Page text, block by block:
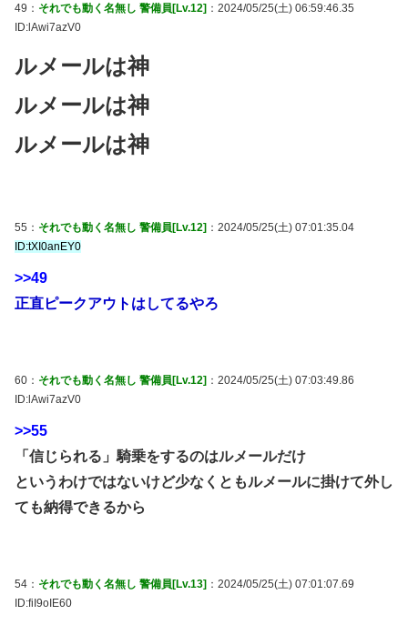
49： それでも動く名無し 警備員[Lv.12] ：2024/05/25(土) 06:59:46.35
ID:lAwi7azV0
ルメールは神
ルメールは神
ルメールは神
55： それでも動く名無し 警備員[Lv.12] ：2024/05/25(土) 07:01:35.04
ID:tXI0anEY0
>>49
正直ピークアウトはしてるやろ
60： それでも動く名無し 警備員[Lv.12] ：2024/05/25(土) 07:03:49.86
ID:lAwi7azV0
>>55
「信じられる」騎乗をするのはルメールだけ
というわけではないけど少なくともルメールに掛けて外し
ても納得できるから
54： それでも動く名無し 警備員[Lv.13] ：2024/05/25(土) 07:01:07.69
ID:fiI9oIE60